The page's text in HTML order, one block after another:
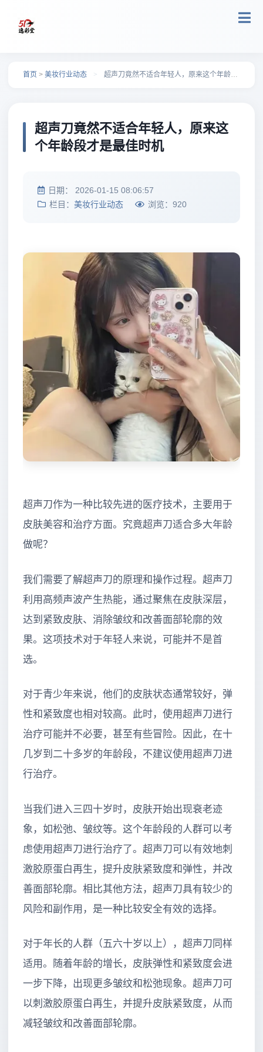
首页 > 美妆行业动态 > 超声刀竟然不适合年轻人，原来这个年龄段才是最佳时机
超声刀竟然不适合年轻人，原来这
个年龄段才是最佳时机
日期： 2026-01-15 08:06:57
栏目： 美妆行业动态 浏览： 920
超声刀作为一种比较先进的医疗技术，主要用于
皮肤美容和治疗方面。究竟超声刀适合多大年龄
做呢？
我们需要了解超声刀的原理和操作过程。超声刀
利用高频声波产生热能，通过聚焦在皮肤深层，
达到紧致皮肤、消除皱纹和改善面部轮廓的效
果。这项技术对于年轻人来说，可能并不是首
选。
对于青少年来说，他们的皮肤状态通常较好，弹
性和紧致度也相对较高。此时，使用超声刀进行
治疗可能并不必要，甚至有些冒险。因此，在十
几岁到二十多岁的年龄段，不建议使用超声刀进
行治疗。
当我们进入三四十岁时，皮肤开始出现衰老迹
象，如松弛、皱纹等。这个年龄段的人群可以考
虑使用超声刀进行治疗了。超声刀可以有效地刺
激胶原蛋白再生，提升皮肤紧致度和弹性，并改
善面部轮廓。相比其他方法，超声刀具有较少的
风险和副作用，是一种比较安全有效的选择。
对于年长的人群（五六十岁以上），超声刀同样
适用。随着年龄的增长，皮肤弹性和紧致度会进
一步下降，出现更多皱纹和松弛现象。超声刀可
以刺激胶原蛋白再生，并提升皮肤紧致度，从而
减轻皱纹和改善面部轮廓。